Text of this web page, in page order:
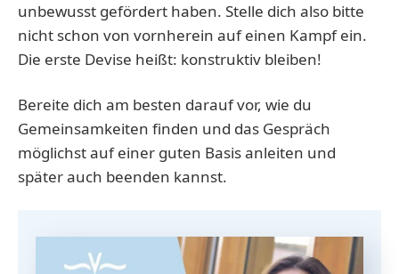
unbewusst gefördert haben. Stelle dich also bitte
nicht schon von vornherein auf einen Kampf ein.
Die erste Devise heißt: konstruktiv bleiben!
Bereite dich am besten darauf vor, wie du
Gemeinsamkeiten finden und das Gespräch
möglichst auf einer guten Basis anleiten und
später auch beenden kannst.